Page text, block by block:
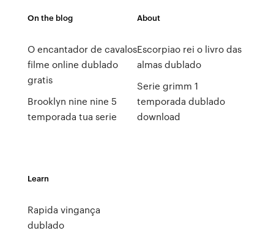
On the blog
O encantador de cavalos
filme online dublado
gratis
Brooklyn nine nine 5
temporada tua serie
About
Escorpiao rei o livro das
almas dublado
Serie grimm 1
temporada dublado
download
Learn
Rapida vingança
dublado